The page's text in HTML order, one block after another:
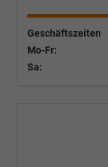
Geschäftszeiten
Mo-Fr:
Sa: